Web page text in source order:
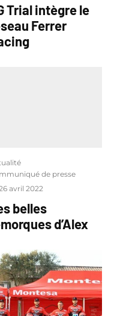
Trial intègre le
Ferrer
de presse
avril 2022
belles
d’Alex